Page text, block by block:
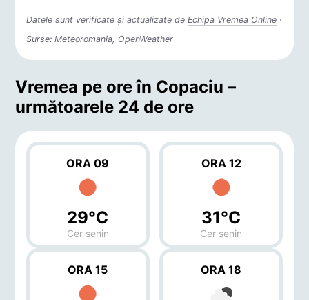
Datele sunt verificate și actualizate deEchipa Vremea Online ·
Surse: Meteoromania, OpenWeather
Vremea pe ore în Copaciu –
următoarele 24 de ore
ORA 09
29°C
Cer senin
ORA 12
31°C
Cer senin
ORA 15 ORA 18